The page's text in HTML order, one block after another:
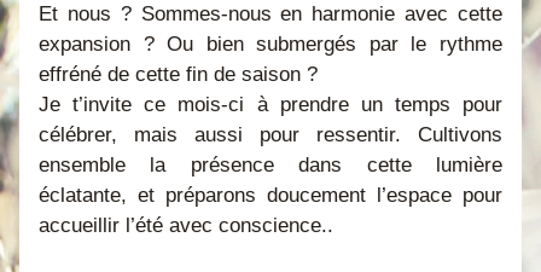
Et nous ? Sommes-nous en harmonie avec cette
expansion ? Ou bien submergés par le rythme
effréné de cette fin de saison ?
Je t’invite ce mois-ci à prendre un temps pour
célébrer, mais aussi pour ressentir. Cultivons
ensemble la présence dans cette lumière
éclatante, et préparons doucement l’espace pour
accueillir l’été avec conscience..